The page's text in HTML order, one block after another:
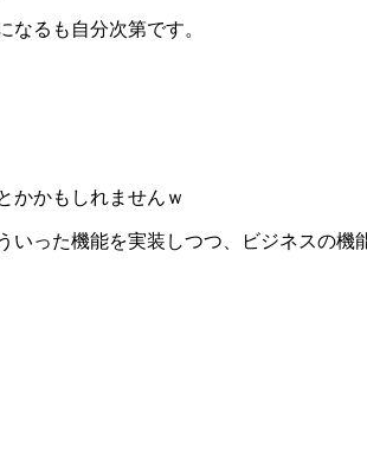
るも自分次第です。
かかもしれませんｗ
った機能を実装しつつ、ビジネスの機